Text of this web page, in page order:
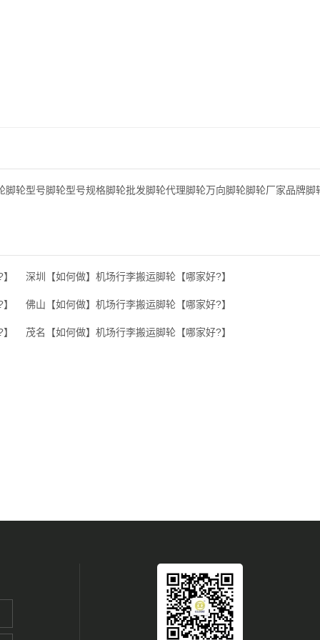
轮型号脚轮型号规格脚轮批发脚轮代理脚轮万向脚轮脚轮厂家品牌脚
深圳【如何做】机场行李搬运脚轮【哪家好?】
佛山【如何做】机场行李搬运脚轮【哪家好?】
茂名【如何做】机场行李搬运脚轮【哪家好?】